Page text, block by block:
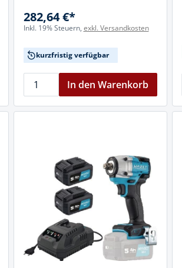
282,64 €*
Inkl. 19% Steuern, exkl. Versandkosten
kurzfristig verfügbar
In den Warenkorb